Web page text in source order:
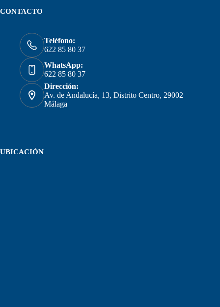
CONTACTO
Teléfono:
622 85 80 37
WhatsApp:
622 85 80 37
Dirección:
Av. de Andalucía, 13, Distrito Centro, 29002
Málaga
UBICACIÓN